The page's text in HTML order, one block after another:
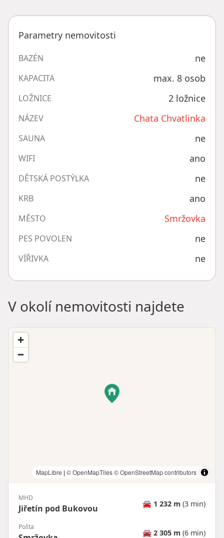
Parametry nemovitosti
BAZÉN ne
KAPACITA max. 8 osob
LOŽNICE 2 ložnice
NÁZEV Chata Chvatlinka
SAUNA ne
WIFI ano
DĚTSKÁ POSTÝLKA ne
KRB ano
MĚSTO Smržovka
PES POVOLEN ne
VÍŘIVKA ne
V okolí nemovitosti najdete
MapLibre | © OpenMapTiles© OpenStreetMap contributors
MHD
Jiřetín pod Bukovou 🚘 1 232 m (3 min)
Pošta
🚘 2 305 m (6 min)